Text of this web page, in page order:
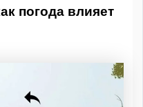
погода влияет